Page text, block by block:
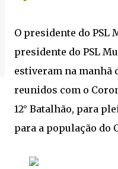
O presidente do PSL
presidente do PSL
estiveram na manhã
reunidos com o
12° Batalhão, para
para a população do